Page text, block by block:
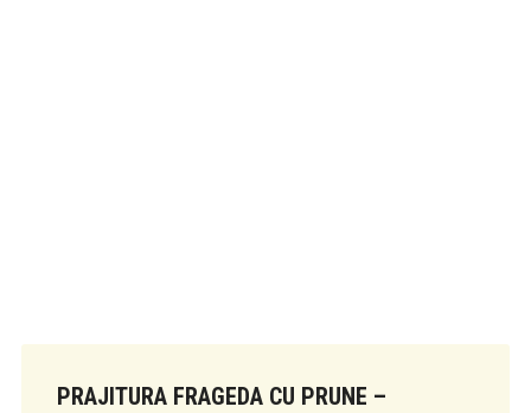
PRAJITURA FRAGEDA CU PRUNE –